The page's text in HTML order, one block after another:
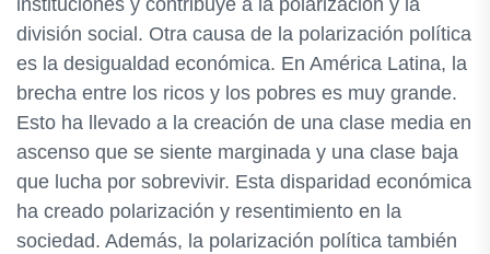
instituciones y contribuye a la polarización y la
división social. Otra causa de la polarización política
es la desigualdad económica. En América Latina, la
brecha entre los ricos y los pobres es muy grande.
Esto ha llevado a la creación de una clase media en
ascenso que se siente marginada y una clase baja
que lucha por sobrevivir. Esta disparidad económica
ha creado polarización y resentimiento en la
sociedad. Además, la polarización política también